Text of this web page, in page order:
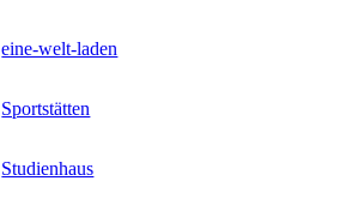
eine-welt-laden
Sportstätten
Studienhaus